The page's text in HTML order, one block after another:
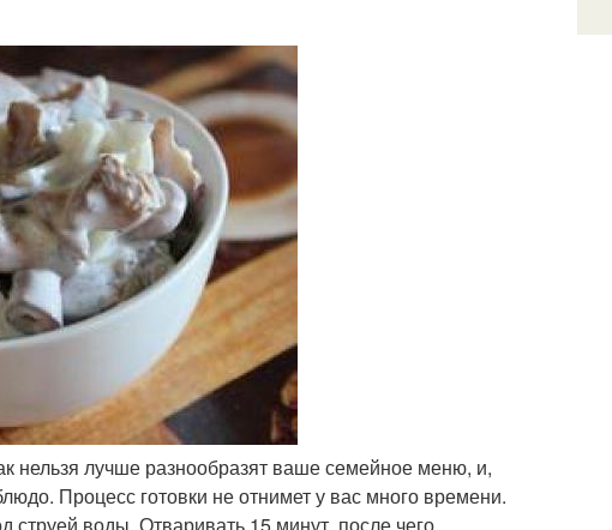
нельзя лучше разнообразят ваше семейное меню, и,
Процесс готовки не отнимет у вас много времени.